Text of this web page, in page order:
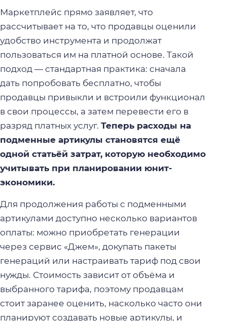
Маркетплейс прямо заявляет, что
рассчитывает на то, что продавцы оценили
удобство инструмента и продолжат
пользоваться им на платной основе. Такой
подход — стандартная практика: сначала
дать попробовать бесплатно, чтобы
продавцы привыкли и встроили функционал
в свои процессы, а затем перевести его в
разряд платных услуг. Теперь расходы на
подменные артикулы становятся ещё
одной статьёй затрат, которую необходимо
учитывать при планировании юнит-
экономики.
Для продолжения работы с подменными
артикулами доступно несколько вариантов
оплаты: можно приобретать генерации
через сервис «Джем», докупать пакеты
генераций или настраивать тариф под свои
нужды. Стоимость зависит от объёма и
выбранного тарифа, поэтому продавцам
стоит заранее оценить, насколько часто они
планируют создавать новые артикулы, и